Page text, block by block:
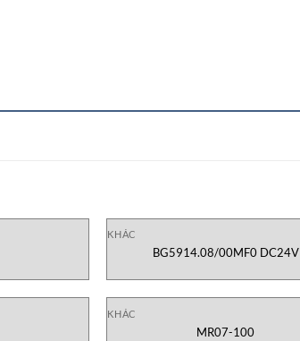
KHÁC
BG5914.08/00MF0 DC24V
KHÁC
MR07-100